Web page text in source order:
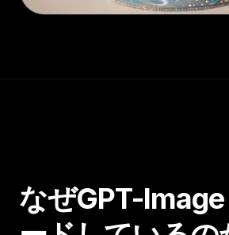
なぜGPT-Image